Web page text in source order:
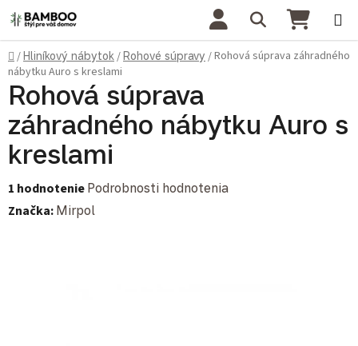
Prejsť na obsah Hľadať
Domov
/Hliníkový nábytok /Rohové súpravy /Rohová súprava záhradného
nábytku Auro s kreslami
Rohová súprava
záhradného nábytku Auro s
kreslami
Priemerné hodnotenie produktu je 5,0 z 5 hviezdičiek.
1 hodnotenie Podrobnosti hodnotenia
Značka: Mirpol